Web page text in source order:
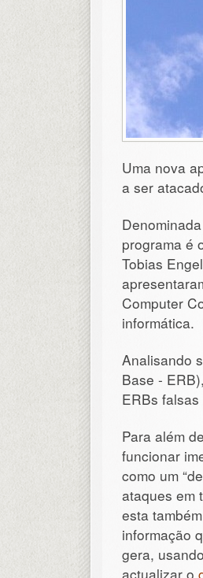
Uma nova
a ser
programa é
Tobias
Computer
informática.
Analisando
Base -
ERBs falsas
Para além
funcionar
como um
ataques em
esta
informação
gera,
actualizar o